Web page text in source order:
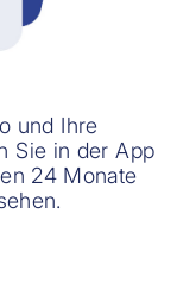
und Ihre
Sie in der App
24 Monate